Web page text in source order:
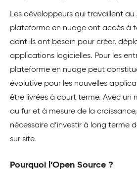
Les développeurs qui travaillent au
plateforme en nuage ont accès à
dont ils ont besoin pour créer,
applications logicielles. Pour les
plateforme en nuage peut
évolutive pour les nouvelles
être livrées à court terme. Avec un
au fur et à mesure de la croissance,
nécessaire d’investir à long terme
sur site.
Pourquoi l’Open Source ?